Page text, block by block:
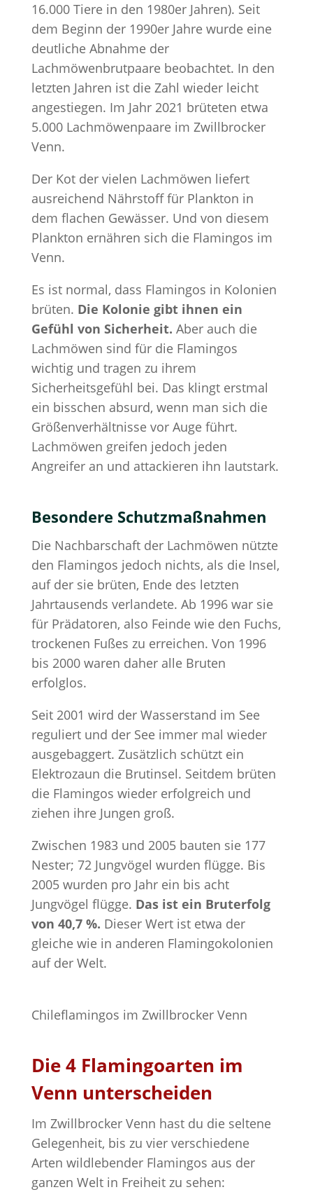
16.000 Tiere in den 1980er Jahren). Seit
dem Beginn der 1990er Jahre wurde eine
deutliche Abnahme der
Lachmöwenbrutpaare beobachtet. In den
letzten Jahren ist die Zahl wieder leicht
angestiegen. Im Jahr 2021 brüteten etwa
5.000 Lachmöwenpaare im Zwillbrocker
Venn.
Der Kot der vielen Lachmöwen liefert
ausreichend Nährstoff für Plankton in
dem flachen Gewässer. Und von diesem
Plankton ernähren sich die Flamingos im
Venn.
Es ist normal, dass Flamingos in Kolonien
brüten. Die Kolonie gibt ihnen ein
Gefühl von Sicherheit. Aber auch die
Lachmöwen sind für die Flamingos
wichtig und tragen zu ihrem
Sicherheitsgefühl bei. Das klingt erstmal
ein bisschen absurd, wenn man sich die
Größenverhältnisse vor Auge führt.
Lachmöwen greifen jedoch jeden
Angreifer an und attackieren ihn lautstark.
Besondere Schutzmaßnahmen
Die Nachbarschaft der Lachmöwen nützte
den Flamingos jedoch nichts, als die Insel,
auf der sie brüten, Ende des letzten
Jahrtausends verlandete. Ab 1996 war sie
für Prädatoren, also Feinde wie den Fuchs,
trockenen Fußes zu erreichen. Von 1996
bis 2000 waren daher alle Bruten
erfolglos.
Seit 2001 wird der Wasserstand im See
reguliert und der See immer mal wieder
ausgebaggert. Zusätzlich schützt ein
Elektrozaun die Brutinsel. Seitdem brüten
die Flamingos wieder erfolgreich und
ziehen ihre Jungen groß.
Zwischen 1983 und 2005 bauten sie 177
Nester; 72 Jungvögel wurden flügge. Bis
2005 wurden pro Jahr ein bis acht
Jungvögel flügge. Das ist ein Bruterfolg
von 40,7 %. Dieser Wert ist etwa der
gleiche wie in anderen Flamingokolonien
auf der Welt.
Chileflamingos im Zwillbrocker Venn
Die 4 Flamingoarten im
Venn unterscheiden
Im Zwillbrocker Venn hast du die seltene
Gelegenheit, bis zu vier verschiedene
Arten wildlebender Flamingos aus der
ganzen Welt in Freiheit zu sehen: